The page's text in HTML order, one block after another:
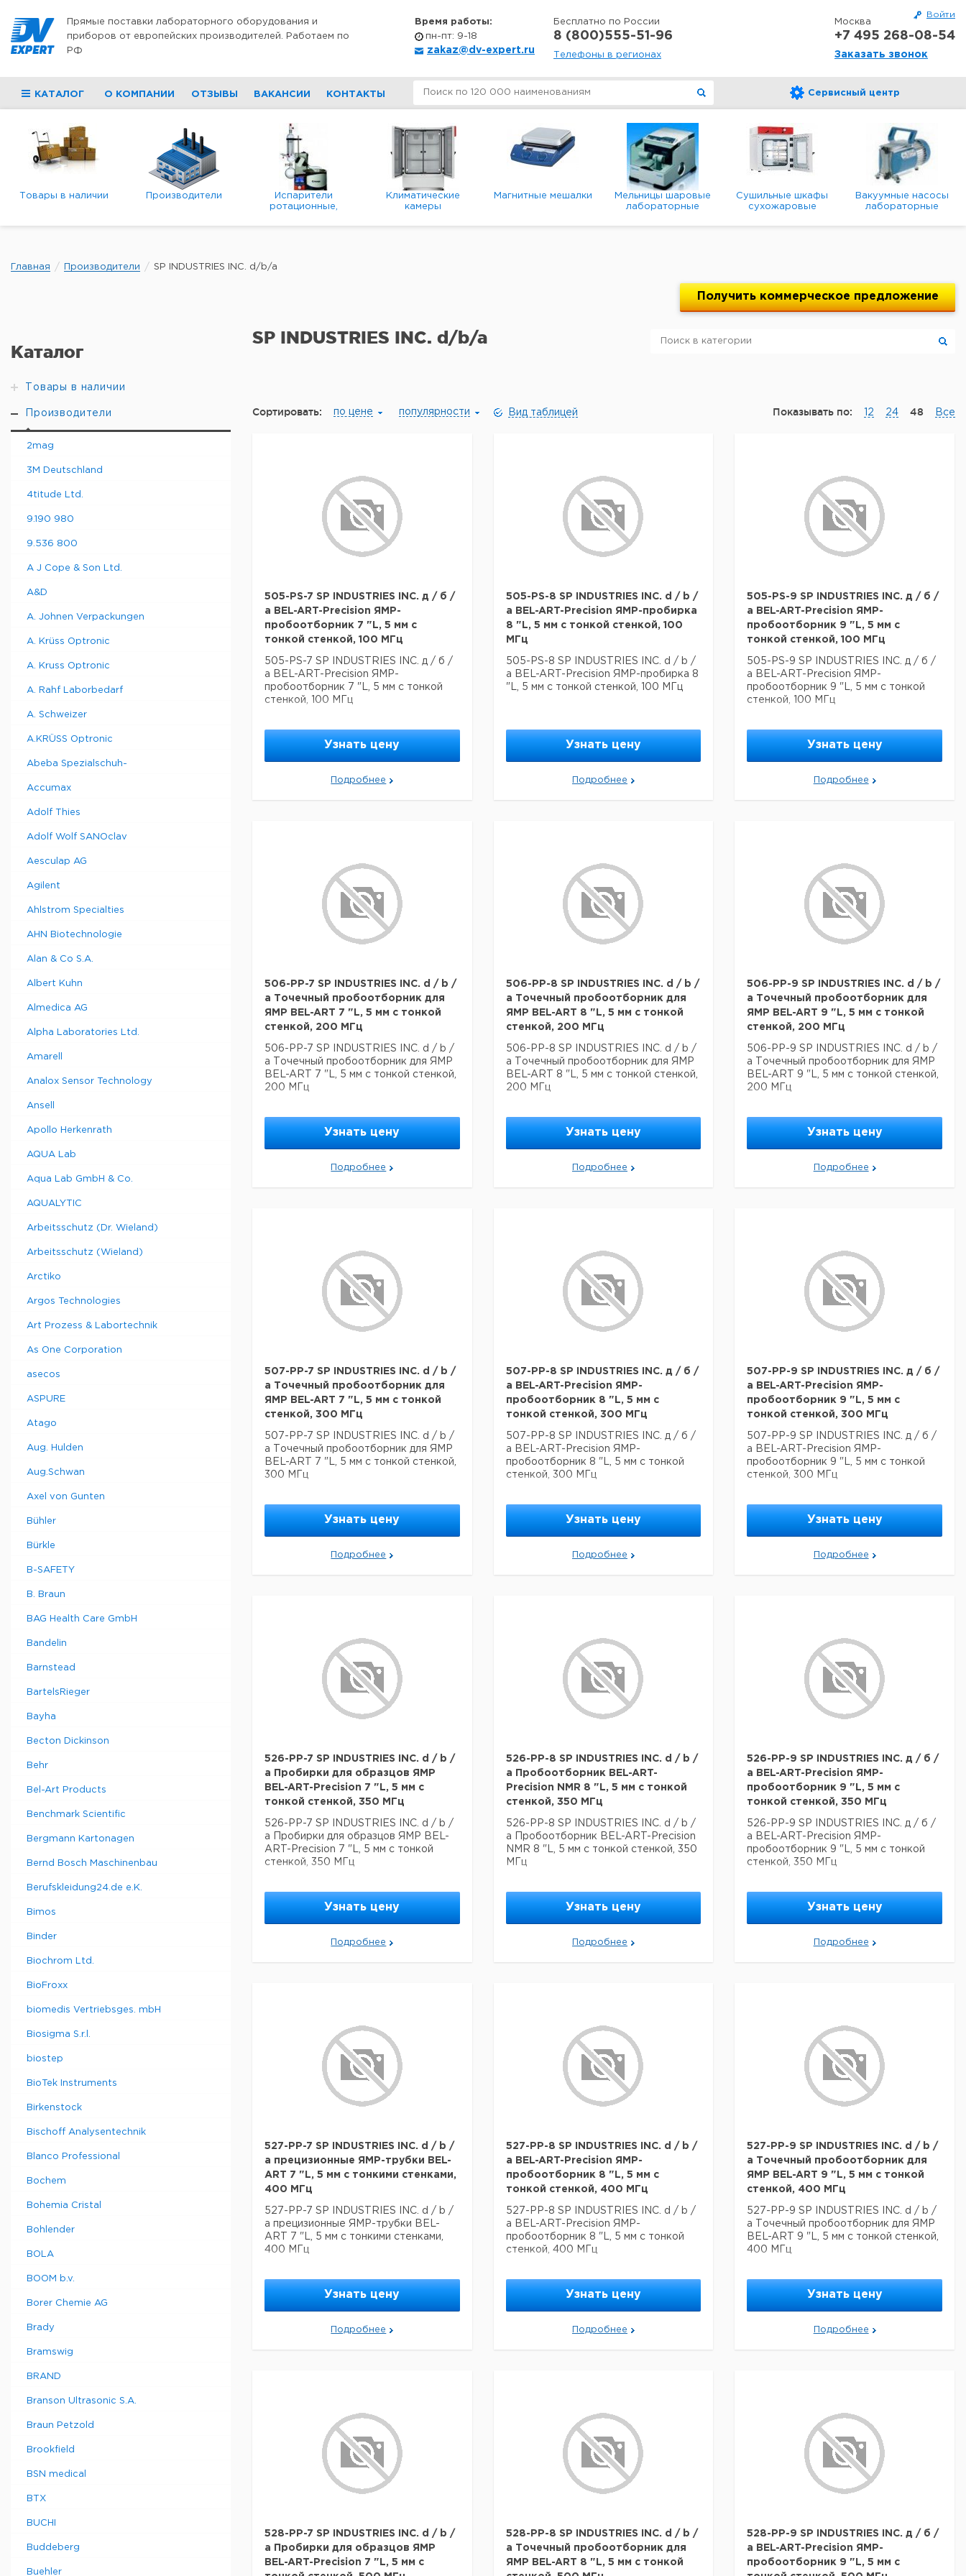
Войти
Прямые поставки лабораторного оборудования и
приборов от европейских производителей. Работаем по
РФ
Время работы:
пн-пт: 9-18
zakaz@dv-expert.ru
Бесплатно по России
8 (800)555-51-96
Телефоны в регионах
Москва
+7 495 268-08-54
Заказать звонок
КАТАЛОГ О КОМПАНИИ ОТЗЫВЫ ВАКАНСИИ КОНТАКТЫ Сервисный центр
Товары в наличии Производители
Испарители
ротационные,
вакуумные
Климатические
камеры
Магнитные мешалки
Мельницы шаровые
лабораторные
Сушильные шкафы
сухожаровые
Вакуумные насосы
лабораторные
мембранные
Главная Производители SP INDUSTRIES INC. d/b/a
Получить коммерческое предложение
Каталог
Товары в наличии
Производители
2mag
3M Deutschland
4titude Ltd.
9.190 980
9.536 800
A J Cope & Son Ltd.
A&D
A. Johnen Verpackungen
A. Krüss Optronic
A. Kruss Optronic
A. Rahf Laborbedarf
A. Schweizer
A.KRÜSS Optronic
Abeba Spezialschuh-
Accumax
Adolf Thies
Adolf Wolf SANOclav
Aesculap AG
Agilent
Ahlstrom Specialties
AHN Biotechnologie
Alan & Co S.A.
Albert Kuhn
Almedica AG
Alpha Laboratories Ltd.
Amarell
Analox Sensor Technology
Ansell
Apollo Herkenrath
AQUA Lab
Aqua Lab GmbH & Co.
AQUALYTIC
Arbeitsschutz (Dr. Wieland)
Arbeitsschutz (Wieland)
Arctiko
Argos Technologies
Art Prozess & Labortechnik
As One Corporation
asecos
ASPURE
Atago
Aug. Hulden
Aug.Schwan
Axel von Gunten
Bühler
Bürkle
B-SAFETY
B. Braun
BAG Health Care GmbH
Bandelin
Barnstead
BartelsRieger
Bayha
Becton Dickinson
Behr
Bel-Art Products
Benchmark Scientific
Bergmann Kartonagen
Bernd Bosch Maschinenbau
Berufskleidung24.de e.K.
Bimos
Binder
Biochrom Ltd.
BioFroxx
biomedis Vertriebsges. mbH
Biosigma S.r.l.
biostep
BioTek Instruments
Birkenstock
Bischoff Analysentechnik
Blanco Professional
Bochem
Bohemia Cristal
Bohlender
BOLA
BOOM b.v.
Borer Chemie AG
Brady
Bramswig
BRAND
Branson Ultrasonic S.A.
Braun Petzold
Brookfield
BSN medical
BTX
BUCHI
Buddeberg
Buehler
SP INDUSTRIES INC. d/b/a
Сортировать: по цене популярности Вид таблицей Показывать по: 12 24 48 Все
505-PS-7 SP INDUSTRIES INC. д / б /
а BEL-ART-Precision ЯМР-
пробоотборник 7 "L, 5 мм с
тонкой стенкой, 100 МГц
505-PS-7 SP INDUSTRIES INC. д / б /
а BEL-ART-Precision ЯМР-
пробоотборник 7 "L, 5 мм с тонкой
стенкой, 100 МГц
Узнать цену
Подробнее
505-PS-8 SP INDUSTRIES INC. d / b /
a BEL-ART-Precision ЯМР-пробирка
8 "L, 5 мм с тонкой стенкой, 100
МГц
505-PS-8 SP INDUSTRIES INC. d / b /
a BEL-ART-Precision ЯМР-пробирка 8
"L, 5 мм с тонкой стенкой, 100 МГц
Узнать цену
Подробнее
505-PS-9 SP INDUSTRIES INC. д / б /
а BEL-ART-Precision ЯМР-
пробоотборник 9 "L, 5 мм с
тонкой стенкой, 100 МГц
505-PS-9 SP INDUSTRIES INC. д / б /
а BEL-ART-Precision ЯМР-
пробоотборник 9 "L, 5 мм с тонкой
стенкой, 100 МГц
Узнать цену
Подробнее
506-PP-7 SP INDUSTRIES INC. d / b /
a Точечный пробоотборник для
ЯМР BEL-ART 7 "L, 5 мм с тонкой
стенкой, 200 МГц
506-PP-7 SP INDUSTRIES INC. d / b /
a Точечный пробоотборник для ЯМР
BEL-ART 7 "L, 5 мм с тонкой стенкой,
200 МГц
Узнать цену
Подробнее
506-PP-8 SP INDUSTRIES INC. d / b /
a Точечный пробоотборник для
ЯМР BEL-ART 8 "L, 5 мм с тонкой
стенкой, 200 МГц
506-PP-8 SP INDUSTRIES INC. d / b /
a Точечный пробоотборник для ЯМР
BEL-ART 8 "L, 5 мм с тонкой стенкой,
200 МГц
Узнать цену
Подробнее
506-PP-9 SP INDUSTRIES INC. d / b /
a Точечный пробоотборник для
ЯМР BEL-ART 9 "L, 5 мм с тонкой
стенкой, 200 МГц
506-PP-9 SP INDUSTRIES INC. d / b /
a Точечный пробоотборник для ЯМР
BEL-ART 9 "L, 5 мм с тонкой стенкой,
200 МГц
Узнать цену
Подробнее
507-PP-7 SP INDUSTRIES INC. d / b /
a Точечный пробоотборник для
ЯМР BEL-ART 7 "L, 5 мм с тонкой
стенкой, 300 МГц
507-PP-7 SP INDUSTRIES INC. d / b /
a Точечный пробоотборник для ЯМР
BEL-ART 7 "L, 5 мм с тонкой стенкой,
300 МГц
Узнать цену
Подробнее
507-PP-8 SP INDUSTRIES INC. д / б /
а BEL-ART-Precision ЯМР-
пробоотборник 8 "L, 5 мм с
тонкой стенкой, 300 МГц
507-PP-8 SP INDUSTRIES INC. д / б /
а BEL-ART-Precision ЯМР-
пробоотборник 8 "L, 5 мм с тонкой
стенкой, 300 МГц
Узнать цену
Подробнее
507-PP-9 SP INDUSTRIES INC. д / б /
а BEL-ART-Precision ЯМР-
пробоотборник 9 "L, 5 мм с
тонкой стенкой, 300 МГц
507-PP-9 SP INDUSTRIES INC. д / б /
а BEL-ART-Precision ЯМР-
пробоотборник 9 "L, 5 мм с тонкой
стенкой, 300 МГц
Узнать цену
Подробнее
526-PP-7 SP INDUSTRIES INC. d / b /
a Пробирки для образцов ЯМР
BEL-ART-Precision 7 "L, 5 мм с
тонкой стенкой, 350 МГц
526-PP-7 SP INDUSTRIES INC. d / b /
a Пробирки для образцов ЯМР BEL-
ART-Precision 7 "L, 5 мм с тонкой
стенкой, 350 МГц
Узнать цену
Подробнее
526-PP-8 SP INDUSTRIES INC. d / b /
a Пробоотборник BEL-ART-
Precision NMR 8 "L, 5 мм с тонкой
стенкой, 350 МГц
526-PP-8 SP INDUSTRIES INC. d / b /
a Пробоотборник BEL-ART-Precision
NMR 8 "L, 5 мм с тонкой стенкой, 350
МГц
Узнать цену
Подробнее
526-PP-9 SP INDUSTRIES INC. д / б /
а BEL-ART-Precision ЯМР-
пробоотборник 9 "L, 5 мм с
тонкой стенкой, 350 МГц
526-PP-9 SP INDUSTRIES INC. д / б /
а BEL-ART-Precision ЯМР-
пробоотборник 9 "L, 5 мм с тонкой
стенкой, 350 МГц
Узнать цену
Подробнее
527-PP-7 SP INDUSTRIES INC. d / b /
a прецизионные ЯМР-трубки BEL-
ART 7 "L, 5 мм с тонкими стенками,
400 МГц
527-PP-7 SP INDUSTRIES INC. d / b /
a прецизионные ЯМР-трубки BEL-
ART 7 "L, 5 мм с тонкими стенками,
400 МГц
Узнать цену
Подробнее
527-PP-8 SP INDUSTRIES INC. d / b /
a BEL-ART-Precision ЯМР-
пробоотборник 8 "L, 5 мм с
тонкой стенкой, 400 МГц
527-PP-8 SP INDUSTRIES INC. d / b /
a BEL-ART-Precision ЯМР-
пробоотборник 8 "L, 5 мм с тонкой
стенкой, 400 МГц
Узнать цену
Подробнее
527-PP-9 SP INDUSTRIES INC. d / b /
a Точечный пробоотборник для
ЯМР BEL-ART 9 "L, 5 мм с тонкой
стенкой, 400 МГц
527-PP-9 SP INDUSTRIES INC. d / b /
a Точечный пробоотборник для ЯМР
BEL-ART 9 "L, 5 мм с тонкой стенкой,
400 МГц
Узнать цену
Подробнее
528-PP-7 SP INDUSTRIES INC. d / b /
a Пробирки для образцов ЯМР
BEL-ART-Precision 7 "L, 5 мм с
528-PP-8 SP INDUSTRIES INC. d / b /
a Точечный пробоотборник для
ЯМР BEL-ART 8 "L, 5 мм с тонкой
528-PP-9 SP INDUSTRIES INC. д / б /
а BEL-ART-Precision ЯМР-
пробоотборник 9 "L, 5 мм с